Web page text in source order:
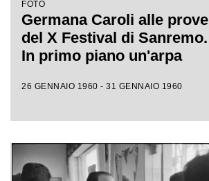
FOTO
Germana Caroli alle prove
del X Festival di Sanremo.
In primo piano un'arpa
26 GENNAIO 1960 - 31 GENNAIO 1960